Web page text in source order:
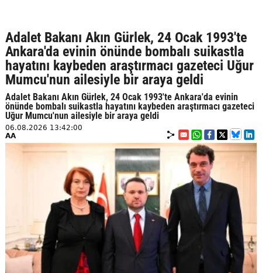
Adalet Bakanı Akın Gürlek, 24 Ocak 1993'te
Ankara'da evinin önünde bombalı suikastla
hayatını kaybeden araştırmacı gazeteci Uğur
Mumcu'nun ailesiyle bir araya geldi
Adalet Bakanı Akın Gürlek, 24 Ocak 1993'te Ankara'da evinin
önünde bombalı suikastla hayatını kaybeden araştırmacı gazeteci
Uğur Mumcu'nun ailesiyle bir araya geldi
06.08.2026 13:42:00
AA